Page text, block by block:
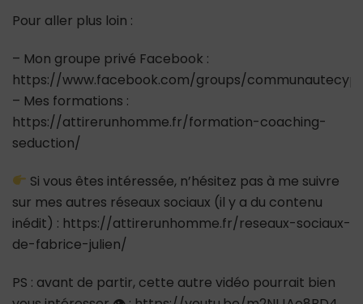
Pour aller plus loin :
– Mon groupe privé Facebook :
https://www.facebook.com/groups/
– Mes formations :
https://attirerunhomme.fr/formation-coaching-
seduction/
Si vous êtes intéressée, n’hésitez pas à me suivre
sur mes autres réseaux sociaux (il y a du contenu
inédit) : https://attirerunhomme.fr/reseaux-sociaux-
de-fabrice-julien/
PS : avant de partir, cette autre vidéo pourrait bien